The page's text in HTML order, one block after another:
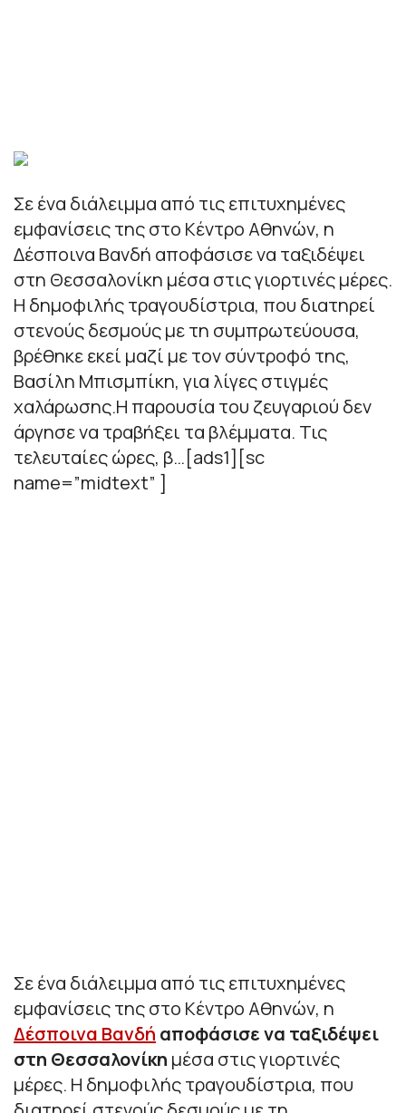
Σε ένα διάλειμμα από τις επιτυχημένες
εμφανίσεις της στο Κέντρο Αθηνών, η
Δέσποινα Βανδή αποφάσισε να ταξιδέψει
στη Θεσσαλονίκη μέσα στις γιορτινές μέρες.
Η δημοφιλής τραγουδίστρια, που διατηρεί
στενούς δεσμούς με τη συμπρωτεύουσα,
βρέθηκε εκεί μαζί με τον σύντροφό της,
Βασίλη Μπισμπίκη, για λίγες στιγμές
χαλάρωσης.Η παρουσία του ζευγαριού δεν
άργησε να τραβήξει τα βλέμματα. Τις
τελευταίες ώρες, β…[ads1][sc
name=”midtext” ]
Σε ένα διάλειμμα από τις επιτυχημένες
εμφανίσεις της στο Κέντρο Αθηνών, η
Δέσποινα Βανδή αποφάσισε να ταξιδέψει
στη Θεσσαλονίκη μέσα στις γιορτινές
μέρες. Η δημοφιλής τραγουδίστρια, που